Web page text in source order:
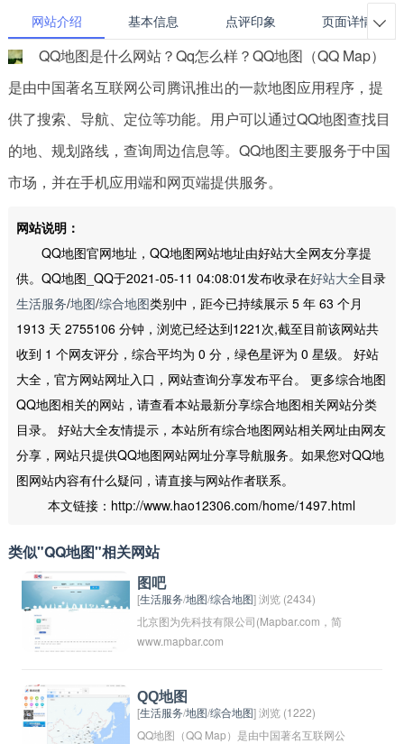
网站介绍 基本信息 点评印象 页面详情 
QQ地图是什么网站？Qq怎么样？QQ地图（QQ Map）
是由中国著名互联网公司腾讯推出的一款地图应用程序，提
供了搜索、导航、定位等功能。用户可以通过QQ地图查找目
的地、规划路线，查询周边信息等。QQ地图主要服务于中国
市场，并在手机应用端和网页端提供服务。
网站说明：
QQ地图官网地址，QQ地图网站地址由好站大全网友分享提
供。QQ地图_QQ于2021-05-11 04:08:01发布收录在好站大全目录
生活服务/地图/综合地图类别中，距今已持续展示 5 年 63 个月
1913 天 2755106 分钟，浏览已经达到1221次,截至目前该网站共
收到 1 个网友评分，综合平均为 0 分，绿色星评为 0 星级。 好站
大全，官方网站网址入口，网站查询分享发布平台。 更多综合地图
QQ地图相关的网站，请查看本站最新分享综合地图相关网站分类
目录。 好站大全友情提示，本站所有综合地图网站相关网址由网友
分享，网站只提供QQ地图网站网址分享导航服务。如果您对QQ地
图网站内容有什么疑问，请直接与网站作者联系。
本文链接：http://www.hao12306.com/home/1497.html
类似"QQ地图"相关网站
图吧
[生活服务/地图/综合地图] 浏览 (2434)
北京图为先科技有限公司(Mapbar.com，简
称:图吧)成立于2004年，是国内首批获得电子
是由四维图新风险投资机构联合投资的高新技
术企业。创建了电子地图品牌--图吧，并且在
手机地图、导航产品及服务上提供专业的技术
www.mapbar.com
QQ地图
[生活服务/地图/综合地图] 浏览 (1222)
QQ地图（QQ Map）是由中国著名互联网公